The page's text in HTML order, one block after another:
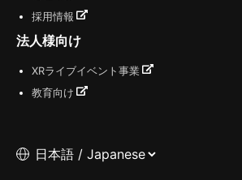
採用情報
法人様向け
XRライブイベント事業
教育向け